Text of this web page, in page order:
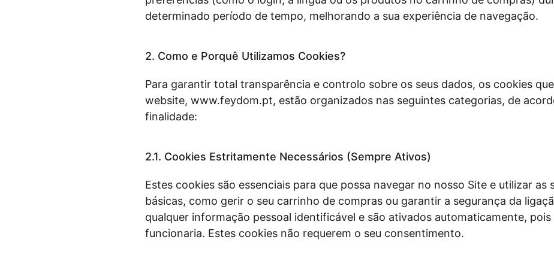
determinado período de tempo, melhorando a sua experiência de navegação.
2. Como e Porquê Utilizamos Cookies?
Para garantir total transparência e controlo sobre os seus dados, os cookies
website, www.feydom.pt, estão organizados nas seguintes categorias, de
finalidade:
2.1. Cookies Estritamente Necessários (Sempre Ativos)
Estes cookies são essenciais para que possa navegar no nosso Site e utilizar as
básicas, como gerir o seu carrinho de compras ou garantir a segurança da
qualquer informação pessoal identificável e são ativados automaticamente, pois
funcionaria. Estes cookies não requerem o seu consentimento.